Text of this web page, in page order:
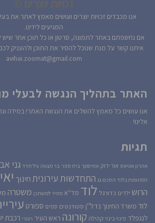
אנו מכבדים זכויות יוצרים ועושים מאמץ לאתר את
המגיעים לידינו.
אם נחשפתם באתר לתמונה, סרטון או כל תוכן אחר שיש
איתנו קשר על מנת שנוכל להסיר את התוכן ולהעניק
avihai.zoomat@gmail.com
האתר בתהליך הנגשה לבעלי
אנו עושים כל מאמץ להשלים את הנגשת האתר! במידה
אלינו!
תגיות
אהרון אטיאס אור ירוק אחיסמך בית ספר בר מצווה גיל חדד גני
המהומות בלוד הסכם גג התחדשות עירוניתחינוך
הרוש ילדים כדורגל לוד מד''א מחיר למשתכן משטרה
לוד משרד החינוך נדל''ן סטודנטים סמים ספורט
לנגפלד פינוי בינוי קהילה קורונה ראש העיר רוטרי רכבת